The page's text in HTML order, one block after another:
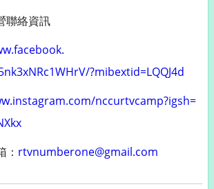
聯絡資訊
?mibextid=LQQJ4d
com/nccurtvcamp?igsh=
： rtvnumberone@gmail.com